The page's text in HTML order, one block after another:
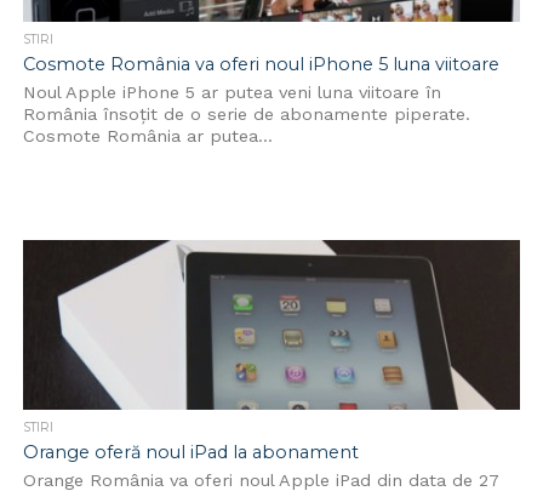
STIRI
Cosmote România va oferi noul iPhone 5 luna viitoare
Noul Apple iPhone 5 ar putea veni luna viitoare în
România însoțit de o serie de abonamente piperate.
Cosmote România ar putea...
STIRI
Orange oferă noul iPad la abonament
Orange România va oferi noul Apple iPad din data de 27